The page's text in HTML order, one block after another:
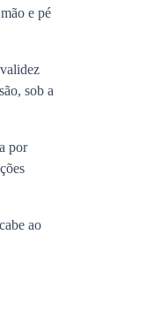
e pé
sob a
por
ao